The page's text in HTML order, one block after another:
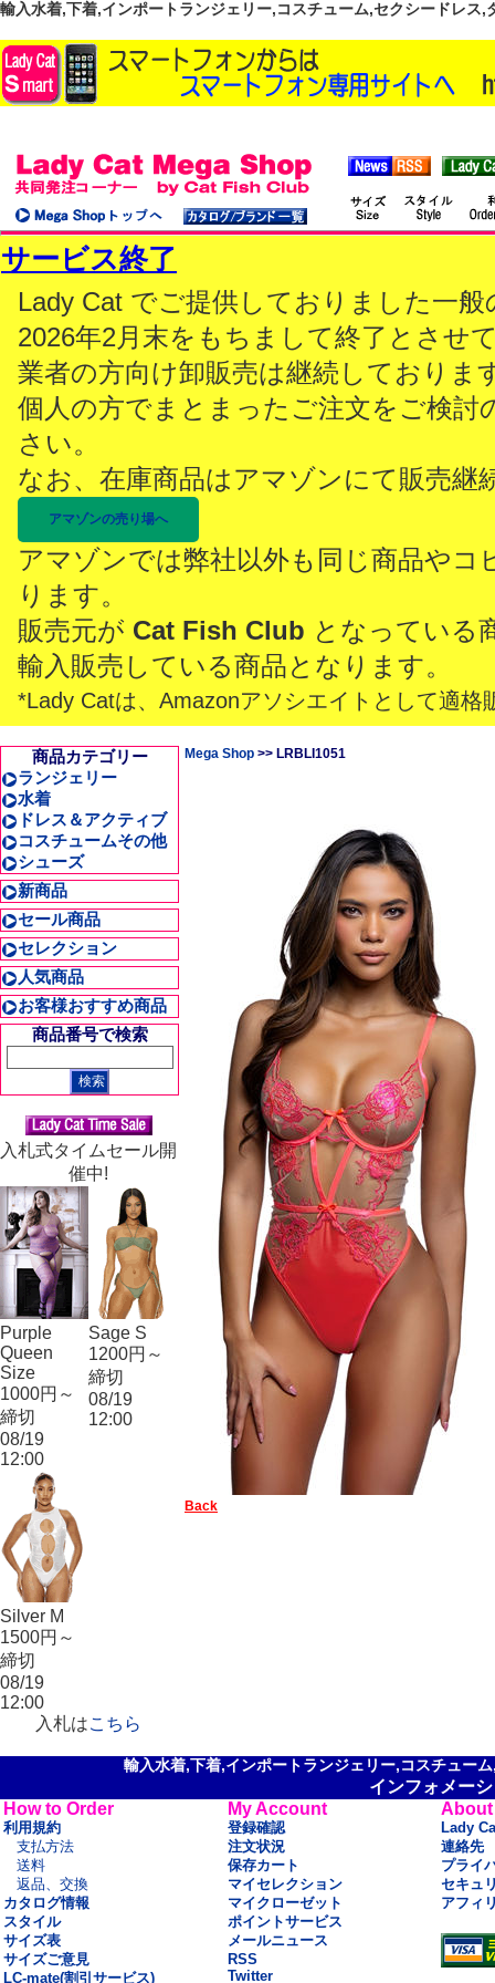
輸入水着,下着,インポートランジェリー,コスチューム,セクシードレス
サービス終了
Lady Cat でご提供しておりました一
2026年2月末をもちまして終了とさせ
業者の方向け卸販売は継続しておりま
個人の方でまとまったご注文をご検討
さい。
なお、在庫商品はアマゾンにて販売継
アマゾンの売り場へ
アマゾンでは弊社以外も同じ商品やコ
ります。
販売元が Cat Fish Club となっている
輸入販売している商品となります。
*Lady Catは、Amazonアソシエイトとして適格
商品カテゴリー
ランジェリー
水着
ドレス＆アクティブ
コスチュームその他
シューズ
新商品
セール商品
セレクション
人気商品
お客様おすすめ商品
商品番号で検索
入札式タイムセール開
催中!
Purple
Queen
Size
1000円～
締切
08/19
12:00
Sage S
1200円～
締切
08/19
12:00
Silver M
1500円～
締切
08/19
12:00
入札はこちら
Mega Shop >> LRBLI1051
Back
輸入水着,下着,インポートランジェリー,コスチュー
インフォメー
How to Order
利用規約
支払方法
送料
返品、交換
カタログ情報
スタイル
サイズ表
サイズご意見
LC-mate(割引サービス)
My Account
登録確認
注文状況
保存カート
マイセレクション
マイクローゼット
ポイントサービス
メールニュース
RSS
Twitter
About
Lady
連絡先
プライ
セキュ
アフィ